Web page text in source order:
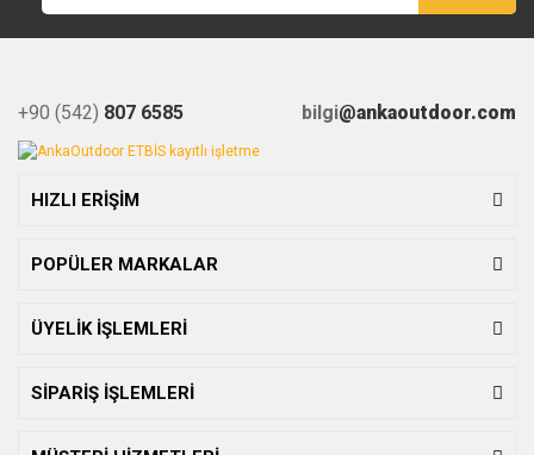
+90 (542) 807 6585 bilgi@ankaoutdoor.com
HIZLI ERİŞİM
POPÜLER MARKALAR
ÜYELİK İŞLEMLERİ
SİPARİŞ İŞLEMLERİ